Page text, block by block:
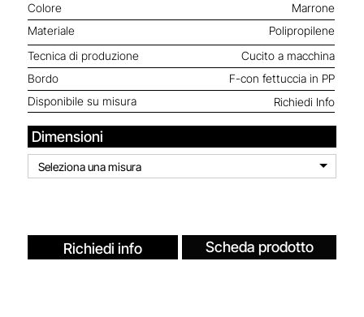
Colore
Marrone
Materiale
Polipropilene
Tecnica di produzione
Cucito a macchina
Bordo
F-con fettuccia in PP
Disponibile su misura
Richiedi Info
Dimensioni
Seleziona una misura
Richiedi info Scheda prodotto